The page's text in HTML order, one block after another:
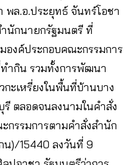
พล.อ.ประยุทธ์ จันทร์โอชา
นักนายกรัฐมนตรี ที่
องค์ประกอบคณะกรรมการ
ำกิน รวมทั้งการพัฒนา
ะเหรี่ยงในพื้นที่บ้านบาง
รี ตลอดจนลงนามในคำสั่ง
กรรมการตามคำสั่งสำนัก
)/15440 ลงวันที่ 9